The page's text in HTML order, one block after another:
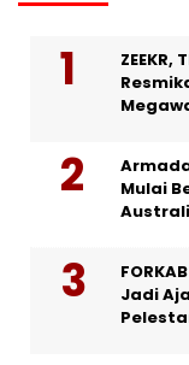
ZEEKR,
Mulai
Jadi